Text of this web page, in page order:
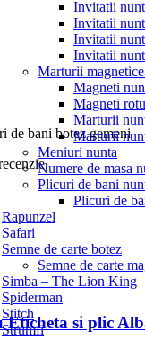
Invitatii
Invitatii
Invitatii
Invitatii
Marturii
Magneti
Magneti
Marturii
Marturii
Meniuri nunta
Numere de masa
Plicuri de bani
Plicuri de
Rapunzel
Safari
Semne de carte botez
Semne de carte
Simba – The Lion King
Spiderman
Stitch
Strumfi
de bani botez gemeni
si plic